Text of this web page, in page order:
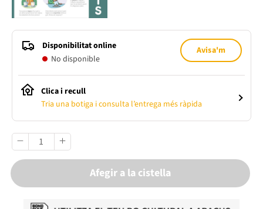
Disponibilitat online
No disponible
Avisa'm
Clica i recull
Tria una botiga i consulta l’entrega més ràpida
Afegir a la cistella